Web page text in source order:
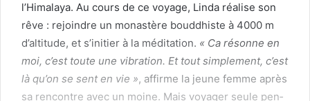
l’Himalaya. Au cours de ce voy­age, Lin­da réalise son
rêve : rejoin­dre un monastère boud­dhiste à 4000 m
d’altitude, et s’initier à la médi­ta­tion. « Ca résonne en
moi, c’est toute une vibra­tion. Et tout sim­ple­ment, c’est
là qu’on se sent en vie », affirme la jeune femme après
sa ren­con­tre avec un moine. Mais voy­ager seule pen­